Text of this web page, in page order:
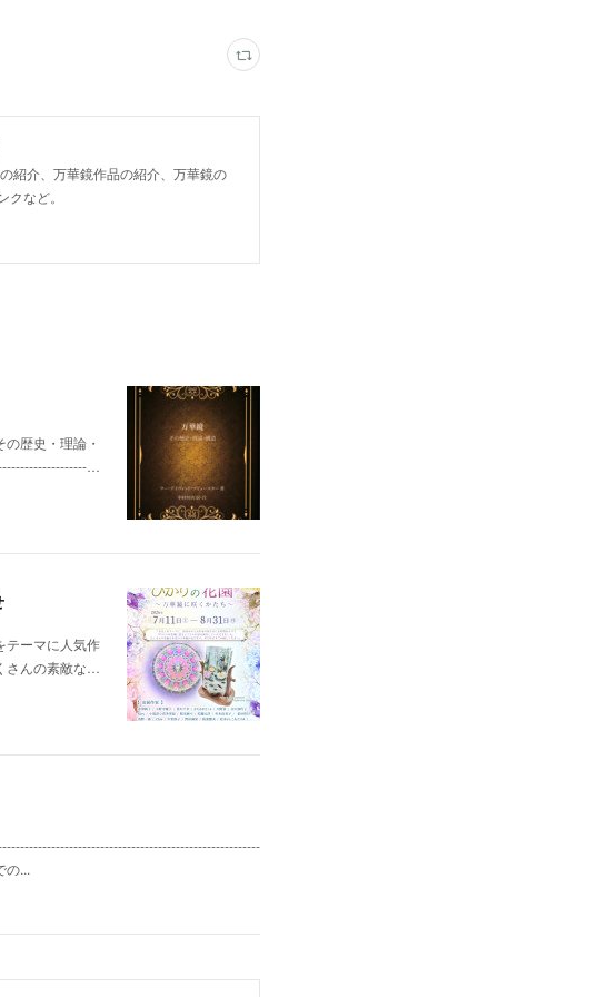
紹介、万華鏡作品の紹介、万華鏡の
など。
歴史・理論・
…
テーマに人気作
さんの素敵な…
の...